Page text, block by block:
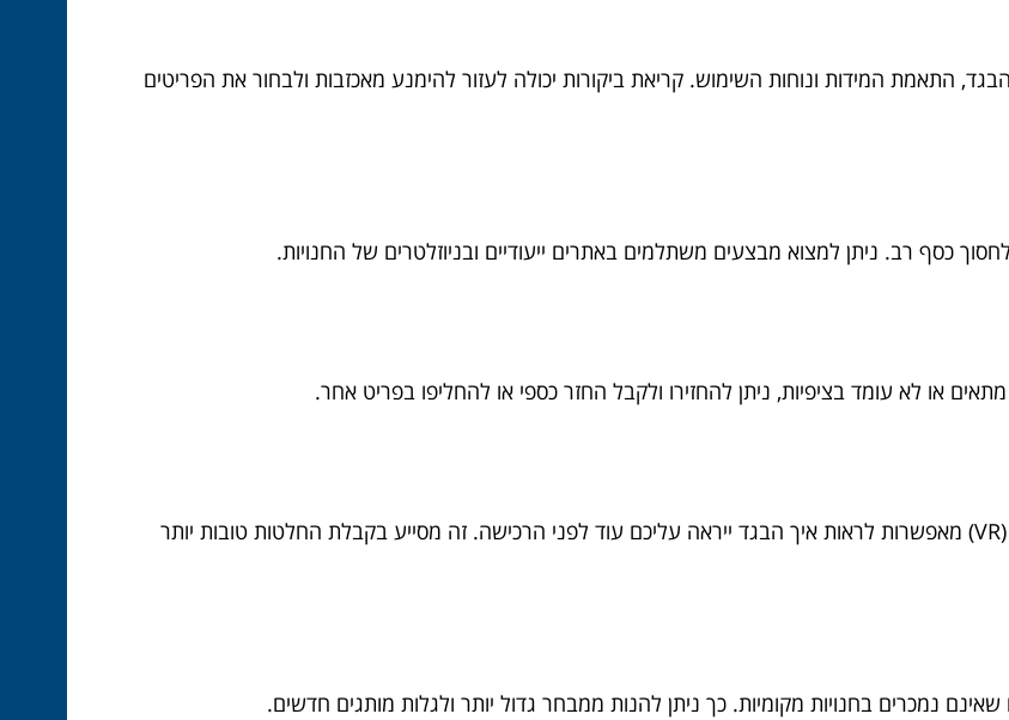
התאמת המידות ונוחות השימוש. קריאת ביקורות יכולה לעזור להימנע מאכזבות ולבחור את הפריטים
כסף רב. ניתן למצוא מבצעים משתלמים באתרים ייעודיים ובניוזלטרים של החנויות.
או לא עומד בציפיות, ניתן להחזירו ולקבל החזר כספי או להחליפו בפריט אחר.
טכנולוגיות חדשות כמו מציאות רבודה (AR) ומציאות מדומה (VR) מאפשרות לראות איך הבגד ייראה עליכם עוד לפני הרכישה. זה מסייע בקבלת החלטות טובות יותר
נמכרים בחנויות מקומיות. כך ניתן להנות ממבחר גדול יותר ולגלות מותגים חדשים.